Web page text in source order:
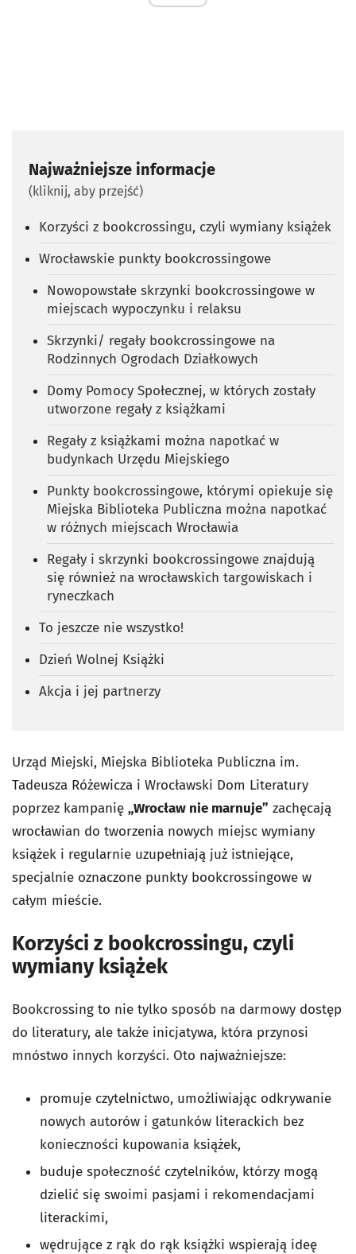
Najważniejsze informacje
(kliknij, aby przejść)
Korzyści z bookcrossingu, czyli wymiany książek
Wrocławskie punkty bookcrossingowe
Nowopowstałe skrzynki bookcrossingowe w
miejscach wypoczynku i relaksu
Skrzynki/ regały bookcrossingowe na
Rodzinnych Ogrodach Działkowych
Domy Pomocy Społecznej, w których zostały
utworzone regały z książkami
Regały z książkami można napotkać w
budynkach Urzędu Miejskiego
Punkty bookcrossingowe, którymi opiekuje się
Miejska Biblioteka Publiczna można napotkać
w różnych miejscach Wrocławia
Regały i skrzynki bookcrossingowe znajdują
się również na wrocławskich targowiskach i
ryneczkach
To jeszcze nie wszystko!
Dzień Wolnej Książki
Akcja i jej partnerzy
Urząd Miejski, Miejska Biblioteka Publiczna im.
Tadeusza Różewicza i Wrocławski Dom Literatury
poprzez kampanię „Wrocław nie marnuje” zachęcają
wrocławian do tworzenia nowych miejsc wymiany
książek i regularnie uzupełniają już istniejące,
specjalnie oznaczone punkty bookcrossingowe w
całym mieście.
Korzyści z bookcrossingu, czyli
wymiany książek
Bookcrossing to nie tylko sposób na darmowy dostęp
do literatury, ale także inicjatywa, która przynosi
mnóstwo innych korzyści. Oto najważniejsze:
promuje czytelnictwo, umożliwiając odkrywanie
nowych autorów i gatunków literackich bez
konieczności kupowania książek,
buduje społeczność czytelników, którzy mogą
dzielić się swoimi pasjami i rekomendacjami
literackimi,
wędrujące z rąk do rąk książki wspierają ideę